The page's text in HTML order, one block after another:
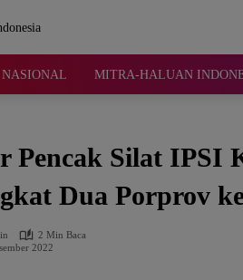
NASIONAL MITRA-HALUAN
Pencak Silat IPSI
Dua Porprov
2 Min Baca
2022